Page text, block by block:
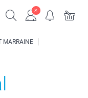
MARRAINE